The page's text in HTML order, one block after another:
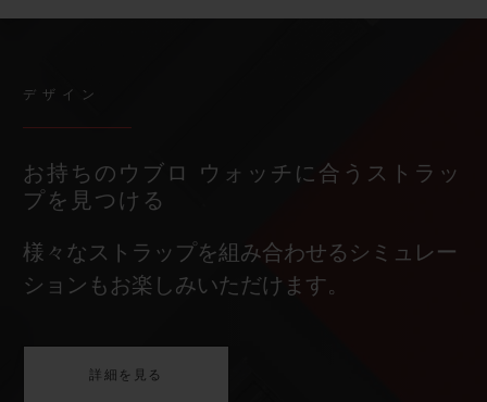
デザイン
お持ちのウブロ ウォッチに合うストラッ
プを見つける
様々なストラップを組み合わせるシミュレー
ションもお楽しみいただけます。
詳細を見る